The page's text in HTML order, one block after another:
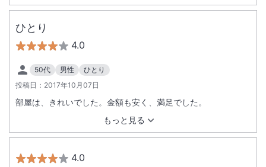
ひとり
4.0
50代 男性
ひとり
投稿日： 2017年10月07日
もっと見る
部屋は、きれいでした。金額も安く、満足でした。
4.0